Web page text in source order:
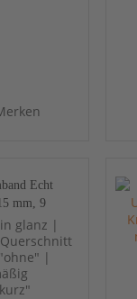
Echt
mm, 9
glanz |
|